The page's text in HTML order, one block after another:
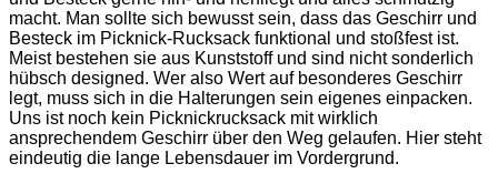
macht. Man sollte sich bewusst sein, dass das Geschirr und
Besteck im Picknick-Rucksack funktional und stoßfest ist.
Meist bestehen sie aus Kunststoff und sind nicht sonderlich
hübsch designed. Wer also Wert auf besonderes Geschirr
legt, muss sich in die Halterungen sein eigenes einpacken.
Uns ist noch kein Picknickrucksack mit wirklich
ansprechendem Geschirr über den Weg gelaufen. Hier steht
eindeutig die lange Lebensdauer im Vordergrund.